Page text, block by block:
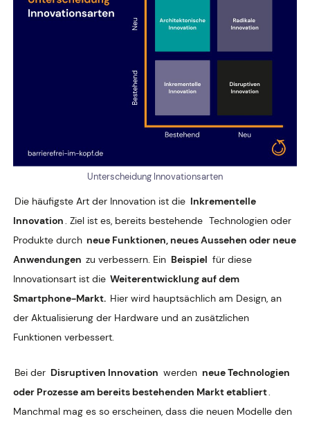
Unterscheidung Innovationsarten
Die häufigste Art der Innovation ist die Inkrementelle
Innovation. Ziel ist es, bereits bestehende Technologien oder
Produkte durch neue Funktionen, neues Aussehen oder neue
Anwendungen zu verbessern. Ein Beispiel für diese
Innovationsart ist die Weiterentwicklung auf dem
Smartphone-Markt. Hier wird hauptsächlich am Design, an
der Aktualisierung der Hardware und an zusätzlichen
Funktionen verbessert.
Bei der Disruptiven Innovation werden neue Technologien
oder Prozesse am bereits bestehenden Markt etabliert.
Manchmal mag es so erscheinen, dass die neuen Modelle den